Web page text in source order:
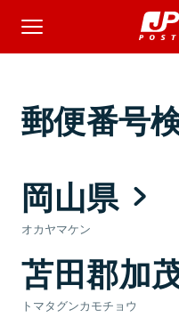
郵便番号
岡山県
オカヤマケン
苫田郡加
トマタグンカモチョウ